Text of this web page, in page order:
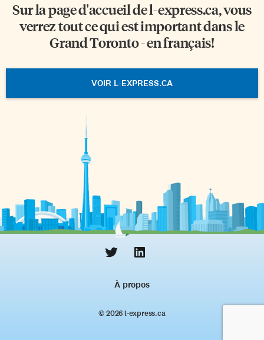
Sur la page d'accueil del-express.ca, vous
verrez tout ce qui est important dans le
Grand Toronto - en français!
VOIR L-EXPRESS.CA
À propos
© 2026 l‑express.ca